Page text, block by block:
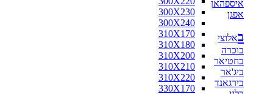
300X230
300X240
310X170
310X180
310X200
310X210
310X220
330X170
איספהאן
אפגן
באלוצי
בוכרה
בחטיאר
ביג'אר
בירגאנד